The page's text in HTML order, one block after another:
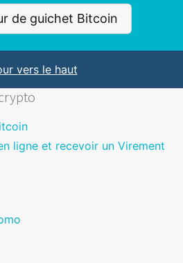
de guichet Bitcoin
vers le haut
ligne et recevoir un Virement